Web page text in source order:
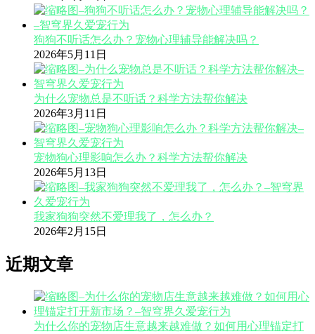
狗狗不听话怎么办？宠物心理辅导能解决吗？
2026年5月11日
为什么宠物总是不听话？科学方法帮你解决
2026年3月11日
宠物狗心理影响怎么办？科学方法帮你解决
2026年5月13日
我家狗狗突然不爱理我了，怎么办？
2026年2月15日
近期文章
为什么你的宠物店生意越来越难做？如何用心理锚定打